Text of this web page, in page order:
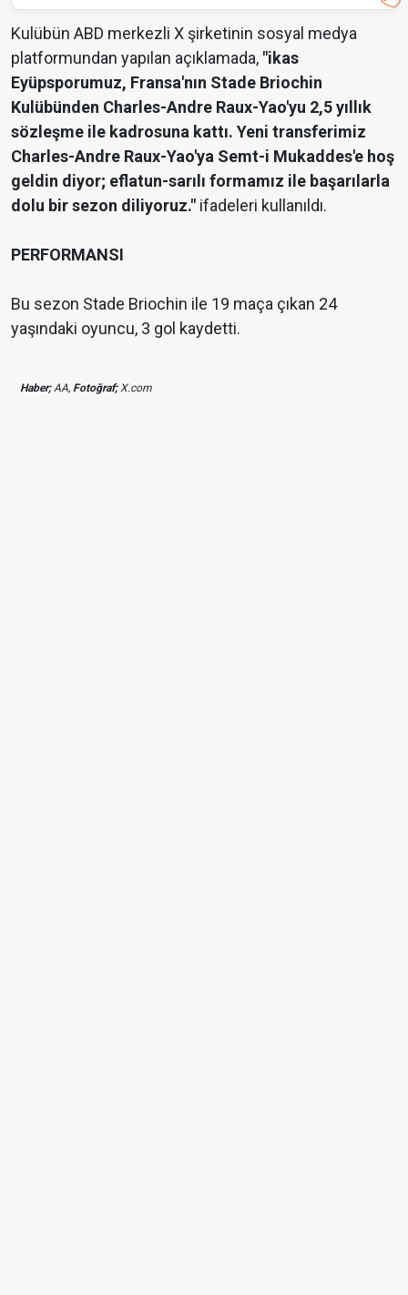
Kulübün ABD merkezli X şirketinin sosyal medya
platformundan yapılan açıklamada, "ikas
Eyüpsporumuz, Fransa'nın Stade Briochin
Kulübünden Charles-Andre Raux-Yao'yu 2,5 yıllık
sözleşme ile kadrosuna kattı. Yeni transferimiz
Charles-Andre Raux-Yao'ya Semt-i Mukaddes'e hoş
geldin diyor; eflatun-sarılı formamız ile başarılarla
dolu bir sezon diliyoruz." ifadeleri kullanıldı.
PERFORMANSI
Bu sezon Stade Briochin ile 19 maça çıkan 24
yaşındaki oyuncu, 3 gol kaydetti.
Haber;AA, Fotoğraf;X.com